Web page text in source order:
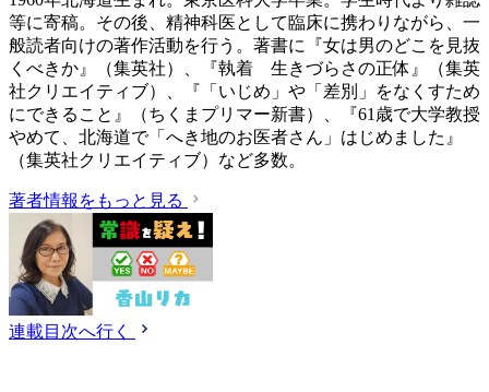
等に寄稿。その後、精神科医として臨床に携わりながら、一
般読者向けの著作活動を行う。著書に『女は男のどこを見抜
くべきか』（集英社）、『執着 生きづらさの正体』（集英
社クリエイティブ）、『「いじめ」や「差別」をなくすため
にできること』（ちくまプリマー新書）、『61歳で大学教授
やめて、北海道で「へき地のお医者さん」はじめました』
（集英社クリエイティブ）など多数。
著者情報をもっと見る
連載目次へ行く